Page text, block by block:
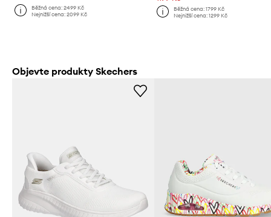
Běžná cena:2499 Kč
Nejnižší cena:2099 Kč
Běžná cena: 1799 Kč
Nejnižší cena: 1299 Kč
Objevte produkty Skechers